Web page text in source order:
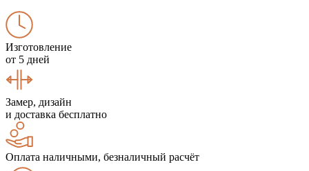
Изготовление
от 5 дней
Замер, дизайн
и доставка бесплатно
Оплата наличными, безналичный расчёт